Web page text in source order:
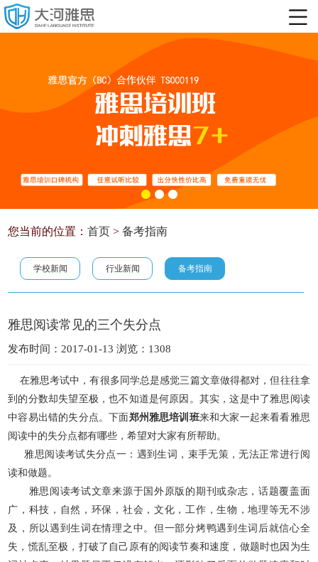
您当前的位置：首页 >备考指南
学校新闻 行业新闻 备考指南
雅思阅读常见的三个失分点
发布时间：2017-01-13 浏览：1308
在雅思考试中，有很多同学总是感觉三篇文章做得都对，但往往拿
到的分数却失望至极，也不知道是何原因。其实，这是中了雅思阅读
中容易出错的失分点。下面郑州雅思培训班来和大家一起来看看雅思
阅读中的失分点都有哪些，希望对大家有所帮助。
雅思阅读考试失分点一：遇到生词，束手无策，无法正常进行阅
读和做题。
雅思阅读考试文章来源于国外原版的期刊或杂志，话题覆盖面
广，科技，自然，环保，社会，文化，工作，生物，地理等无不涉
及，所以遇到生词在情理之中。但一部分烤鸭遇到生词后就信心全
失，慌乱至极，打破了自己原有的阅读节奏和速度，做题时也因为生